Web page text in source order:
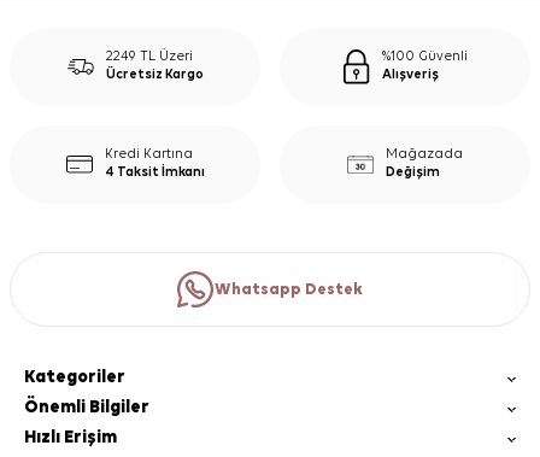
2249 TL Üzeri
Ücretsiz Kargo
%100 Güvenli
Alışveriş
Kredi Kartına
4 Taksit İmkanı
Mağazada
Değişim
Whatsapp Destek
Kategoriler
Önemli Bilgiler
Hızlı Erişim